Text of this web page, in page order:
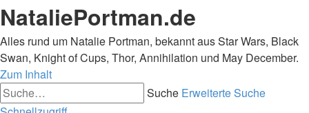
NataliePortman.de
Alles rund um Natalie Portman, bekannt aus Star Wars, Black
Swan, Knight of Cups, Thor, Annihilation und May December.
Zum Inhalt
Suche Erweiterte Suche